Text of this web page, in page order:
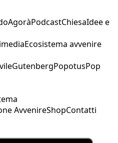
AgoràPodcastChiesaIdee e
Ecosistema avvenire
GutenbergPopotusPop
AvvenireShopContatti